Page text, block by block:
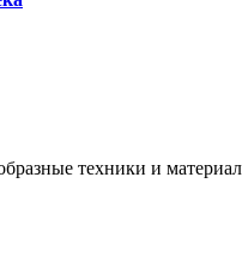
техники и